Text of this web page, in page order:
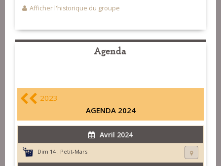
Afficher l'historique du groupe
Agenda
2023
AGENDA 2024
Avril 2024
Dim 14 : Petit-Mars